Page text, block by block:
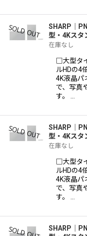
SHARP｜
型・4Kスタ
在庫なし
□大型タ
ルHDの4
4K液晶パ
で、写真
す。 …
SHARP｜
型・4Kスタ
在庫なし
□大型タ
ルHDの4
4K液晶パ
で、写真
す。 …
SHARP｜